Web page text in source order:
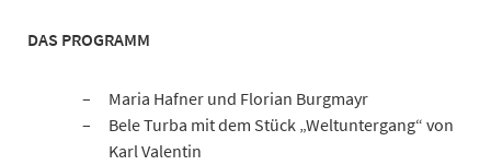
DAS PROGRAMM
Maria Hafner und Florian Burgmayr
Bele Turba mit dem Stück „Weltuntergang“ von
Karl Valentin